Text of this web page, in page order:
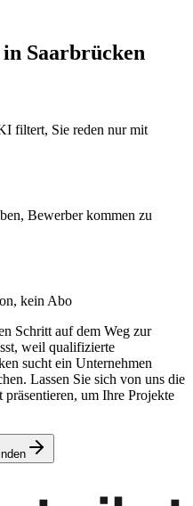
in Saarbrücken
filtert, Sie reden nur mit
Bewerber kommen zu
kein Abo
Schritt auf dem Weg zur
weil qualifizierte
sucht ein Unternehmen
Lassen Sie sich von uns die
um Ihre Projekte